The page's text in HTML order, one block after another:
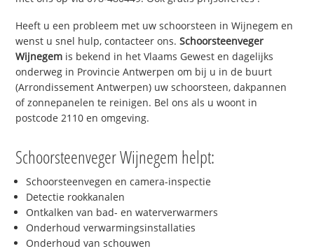
Heeft u een probleem met uw schoorsteen in Wijnegem en
wenst u snel hulp, contacteer ons.Schoorsteenveger
Wijnegem is bekend in het Vlaams Gewest en dagelijks
onderweg in Provincie Antwerpen om bij u in de buurt
(Arrondissement Antwerpen) uw schoorsteen, dakpannen
of zonnepanelen te reinigen. Bel ons als u woont in
postcode 2110 en omgeving.
Schoorsteenveger Wijnegem helpt:
Schoorsteenvegen en camera-inspectie
Detectie rookkanalen
Ontkalken van bad- en waterverwarmers
Onderhoud verwarmingsinstallaties
Onderhoud van schouwen